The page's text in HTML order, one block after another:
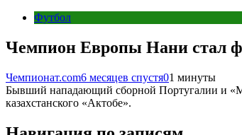
Футбол
Чемпион Европы Нани стал
Чемпионат.com6 месяцев спустя01 минуты
Бывший нападающий сборной Португалии и
казахстанского «Актобе».